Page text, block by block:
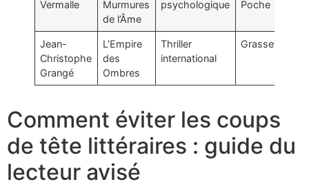
Vermalle
Murmures
de l’Âme
psychologique
Poche
Jean-
Christophe
Grangé
L’Empire
des
Ombres
Thriller
international
Grasset
Comment éviter les coups
de tête littéraires : guide du
lecteur avisé